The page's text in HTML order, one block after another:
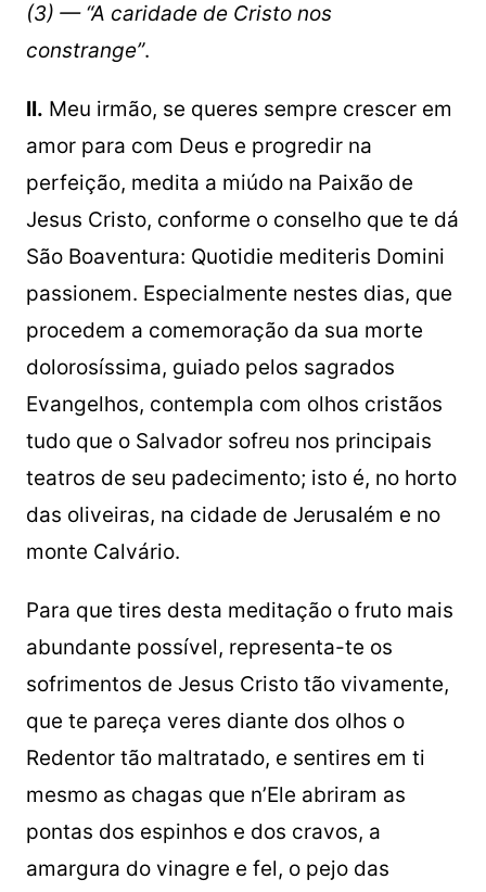
(3) — “A caridade de Cristo nos
constrange”.
II. Meu irmão, se queres sempre crescer em
amor para com Deus e progredir na
perfeição, medita a miúdo na Paixão de
Jesus Cristo, conforme o conselho que te dá
São Boaventura: Quotidie mediteris Domini
passionem. Especialmente nestes dias, que
procedem a comemoração da sua morte
dolorosíssima, guiado pelos sagrados
Evangelhos, contempla com olhos cristãos
tudo que o Salvador sofreu nos principais
teatros de seu padecimento; isto é, no horto
das oliveiras, na cidade de Jerusalém e no
monte Calvário.
Para que tires desta meditação o fruto mais
abundante possível, representa-te os
sofrimentos de Jesus Cristo tão vivamente,
que te pareça veres diante dos olhos o
Redentor tão maltratado, e sentires em ti
mesmo as chagas que n’Ele abriram as
pontas dos espinhos e dos cravos, a
amargura do vinagre e fel, o pejo das